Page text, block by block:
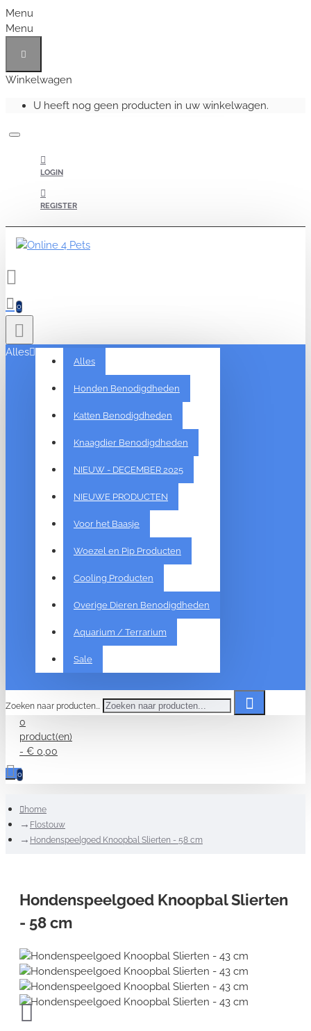
Menu
Menu
Winkelwagen
U heeft nog geen producten in uw winkelwagen.
LOGIN
REGISTER
0
Alles
Alles
Honden Benodigdheden
Katten Benodigdheden
Knaagdier Benodigdheden
NIEUW - DECEMBER 2025
NIEUWE PRODUCTEN
Voor het Baasje
Woezel en Pip Producten
Cooling Producten
Overige Dieren Benodigdheden
Aquarium / Terrarium
Sale
Zoeken naar producten...
0
product(en)
- € 0,00
0
home
Flostouw
Hondenspeelgoed Knoopbal Slierten - 58 cm
Hondenspeelgoed Knoopbal Slierten
- 58 cm